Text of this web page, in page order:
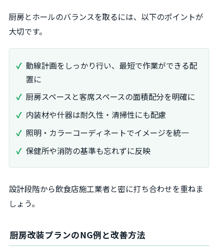
厨房とホールのバランスを取るには、以下のポイントが
大切です。
動線計画をしっかり行い、最短で作業ができる配
置に
厨房スペースと客席スペースの面積配分を明確に
内装材や什器は耐久性・清掃性にも配慮
照明・カラーコーディネートでイメージを統一
保健所や消防の基準も忘れずに反映
設計段階から飲食店施工業者と密に打ち合わせを重ねま
しょう。
厨房改装プランのNG例と改善方法